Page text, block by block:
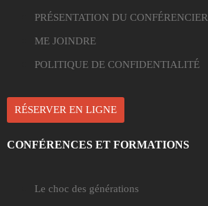
PRÉSENTATION DU CONFÉRENCIER
ME JOINDRE
POLITIQUE DE CONFIDENTIALITÉ
RÉSERVER EN LIGNE
CONFÉRENCES ET FORMATIONS
Le choc des générations